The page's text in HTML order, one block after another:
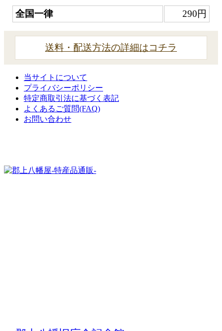
全国一律 290円
送料・配送方法の詳細はコチラ
当サイトについて
プライバシーポリシー
特定商取引法に基づく表記
よくあるご質問(FAQ)
お問い合わせ